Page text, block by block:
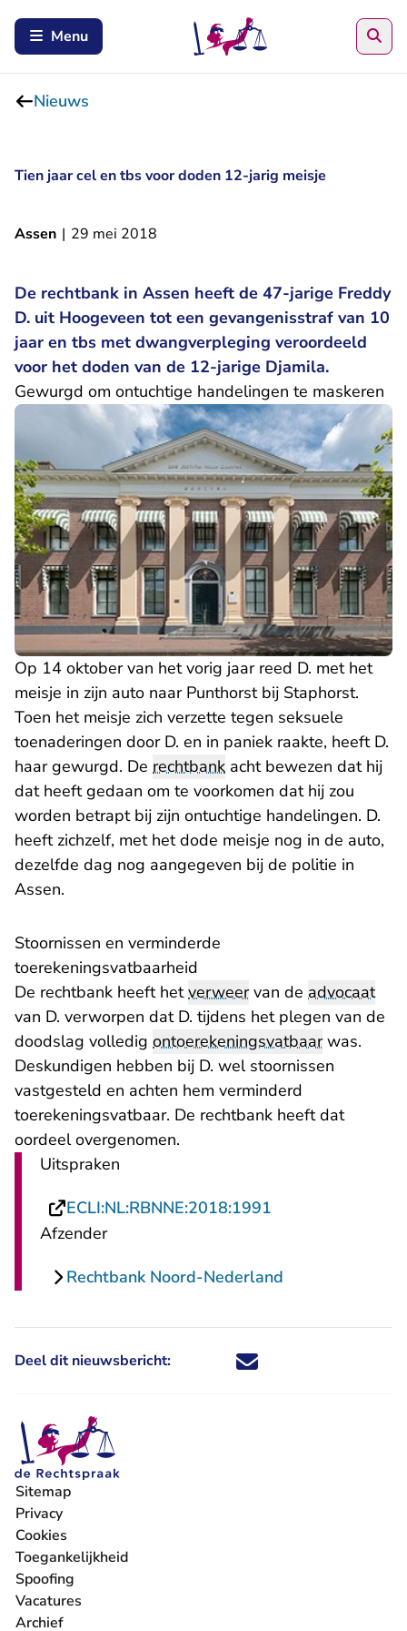
Menu
Nieuws
Tien jaar cel en tbs voor doden 12-jarig meisje
Assen | 29 mei 2018
De rechtbank in Assen heeft de 47-jarige Freddy
D. uit Hoogeveen tot een gevangenisstraf van 10
jaar en tbs met dwangverpleging veroordeeld
voor het doden van de 12-jarige Djamila.
Gewurgd om ontuchtige handelingen te maskeren
Op 14 oktober van het vorig jaar reed D. met het
meisje in zijn auto naar Punthorst bij Staphorst.
Toen het meisje zich verzette tegen seksuele
toenaderingen door D. en in paniek raakte, heeft D.
haar gewurgd. De rechtbank acht bewezen dat hij
dat heeft gedaan om te voorkomen dat hij zou
worden betrapt bij zijn ontuchtige handelingen. D.
heeft zichzelf, met het dode meisje nog in de auto,
dezelfde dag nog aangegeven bij de politie in
Assen.
Stoornissen en verminderde
toerekeningsvatbaarheid
De rechtbank heeft hetverweervan de advocaat
van D. verworpen dat D. tijdens het plegen van de
doodslag volledig ontoerekeningsvatbaarwas.
Deskundigen hebben bij D. wel stoornissen
vastgesteld en achten hem verminderd
toerekeningsvatbaar. De rechtbank heeft dat
oordeel overgenomen.
Uitspraken
ECLI:NL:RBNNE:2018:1991
Afzender
Rechtbank Noord-Nederland
Deel dit nieuwsbericht: Deel dit nieuwsbericht via X -
Deel dit nieuwsbericht via
Deel dit nieuwsbericht
Deel dit
Sitemap
Privacy
Cookies
Toegankelijkheid
Spoofing
Vacatures
- U verlaat Rechtspraak.nl
Archief